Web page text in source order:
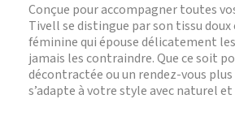
Conçue pour accompagner toutes
Tivell se distingue par son tissu
féminine qui épouse délicatement
jamais les contraindre. Que ce soit
décontractée ou un rendez-vous
s’adapte à votre style avec naturel